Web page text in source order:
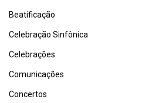
Beatificação
Celebração Sinfônica
Celebrações
Comunicações
Concertos